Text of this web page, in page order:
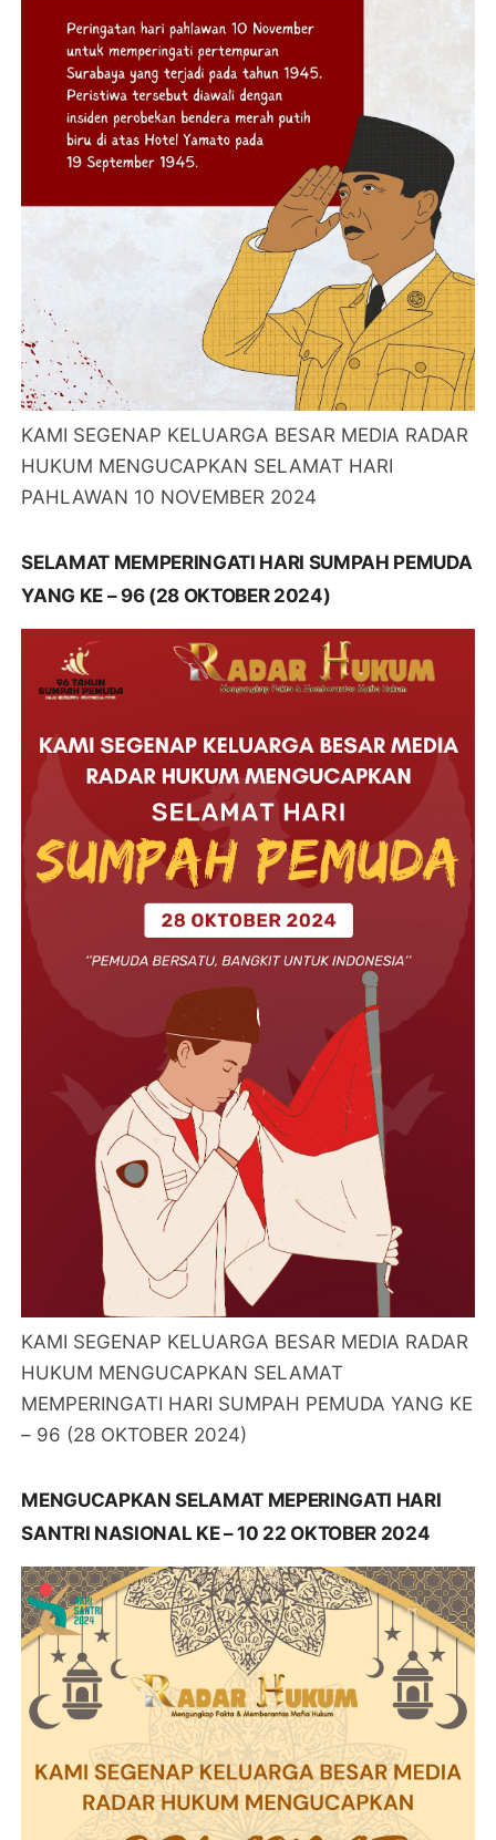
KAMI SEGENAP KELUARGA BESAR MEDIA RADAR
HUKUM MENGUCAPKAN SELAMAT HARI
PAHLAWAN 10 NOVEMBER 2024
SELAMAT MEMPERINGATI HARI SUMPAH PEMUDA
YANG KE – 96 (28 OKTOBER 2024)
KAMI SEGENAP KELUARGA BESAR MEDIA RADAR
HUKUM MENGUCAPKAN SELAMAT
MEMPERINGATI HARI SUMPAH PEMUDA YANG KE
– 96 (28 OKTOBER 2024)
MENGUCAPKAN SELAMAT MEPERINGATI HARI
SANTRI NASIONAL KE – 10 22 OKTOBER 2024